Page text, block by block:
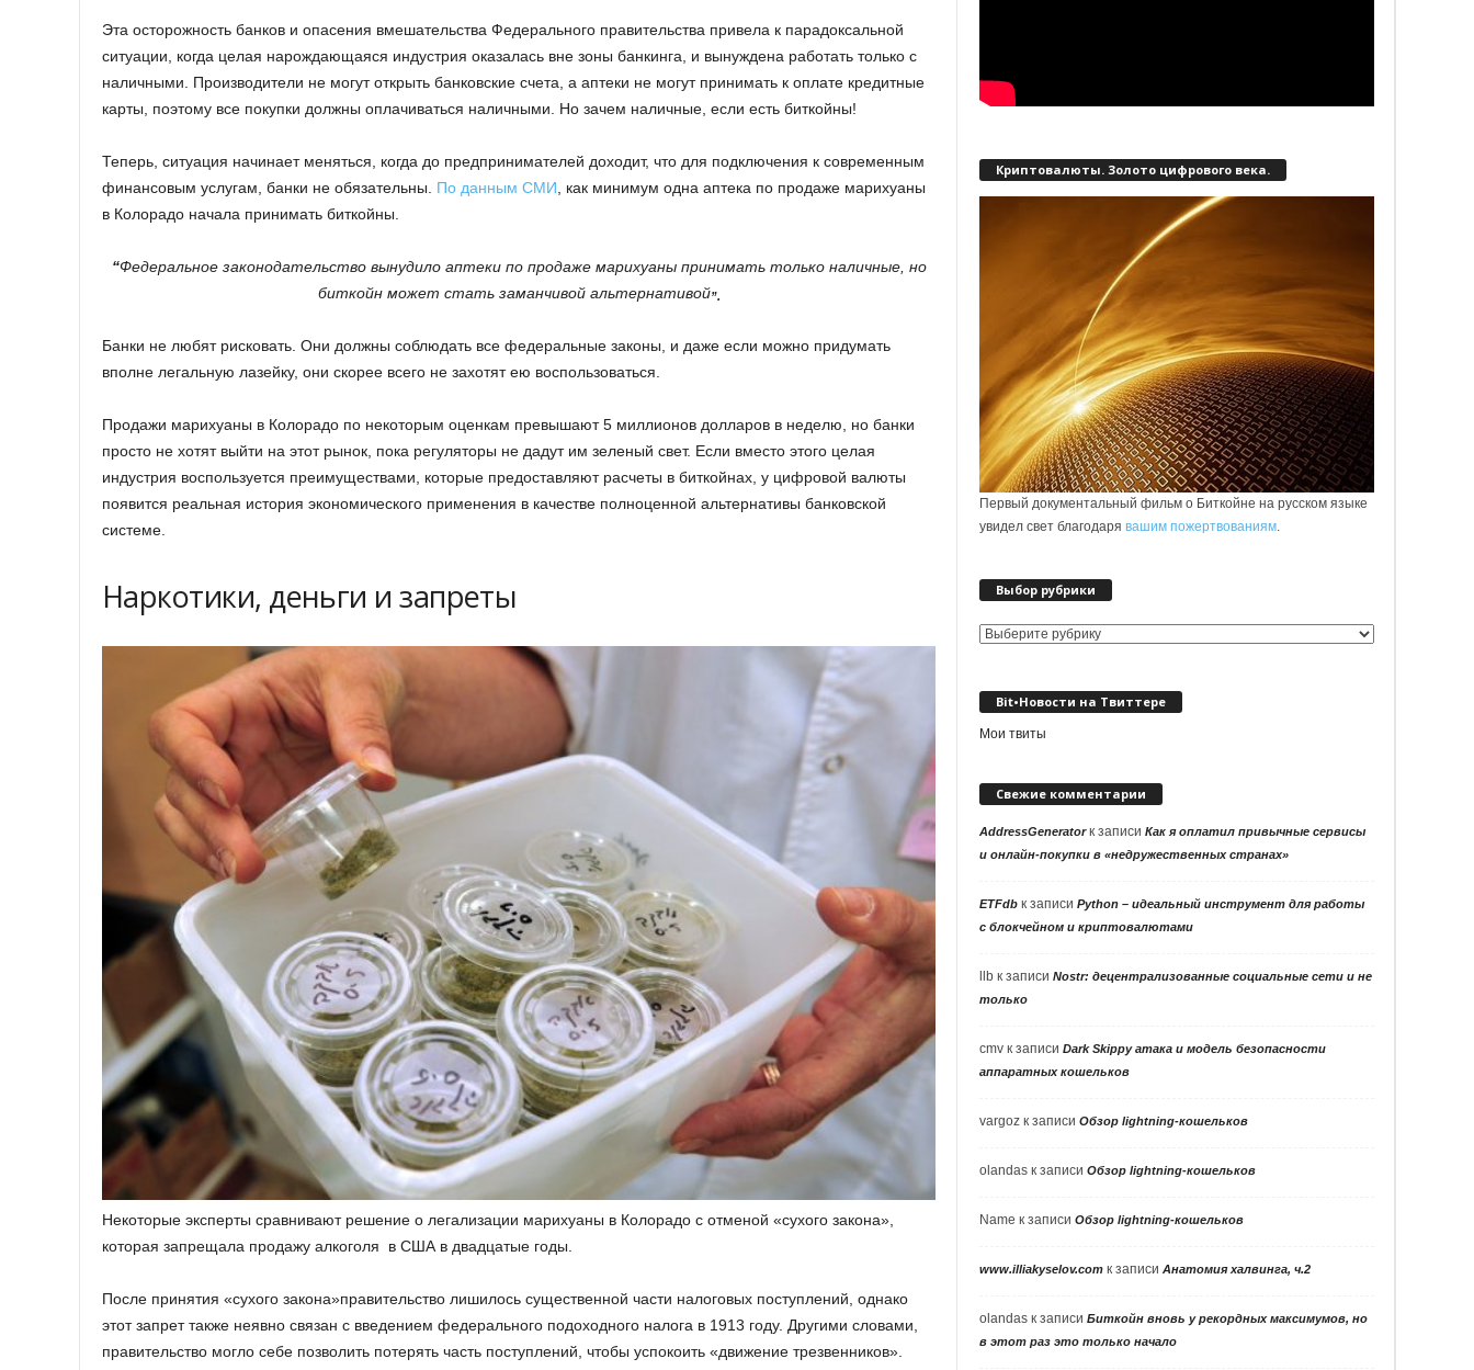
Эта осторожность банков и опасения вмешательства Федерального правительства привела к парадоксальной
ситуации, когда целая нарождающаяся индустрия оказалась вне зоны банкинга, и вынуждена работать только с
наличными. Производители не могут открыть банковские счета, а аптеки не могут принимать к оплате кредитные
карты, поэтому все покупки должны оплачиваться наличными. Но зачем наличные, если есть биткойны!
Теперь, ситуация начинает меняться, когда до предпринимателей доходит, что для подключения к современным
финансовым услугам, банки не обязательны. По данным СМИ , как минимум одна аптека по продаже марихуаны
в Колорадо начала принимать биткойны.
“Федеральное законодательство вынудило аптеки по продаже марихуаны принимать только наличные, но
биткойн может стать заманчивой альтернативой”.
Банки не любят рисковать. Они должны соблюдать все федеральные законы, и даже если можно придумать
вполне легальную лазейку, они скорее всего не захотят ею воспользоваться.
Продажи марихуаны в Колорадо по некоторым оценкам превышают 5 миллионов долларов в неделю, но банки
просто не хотят выйти на этот рынок, пока регуляторы не дадут им зеленый свет. Если вместо этого целая
индустрия воспользуется преимуществами, которые предоставляют расчеты в биткойнах, у цифровой валюты
появится реальная история экономического применения в качестве полноценной альтернативы банковской
системе.
Наркотики, деньги и запреты
Некоторые эксперты сравнивают решение о легализации марихуаны в Колорадо с отменой «сухого закона»,
которая запрещала продажу алкоголя в США в двадцатые годы.
После принятия «сухого закона»правительство лишилось существенной части налоговых поступлений, однако
этот запрет также неявно связан с введением федерального подоходного налога в 1913 году. Другими словами,
правительство могло себе позволить потерять часть поступлений, чтобы успокоить «движение трезвенников».
Криптовалюты. Золото цифрового века.
Первый документальный фильм о Биткойне на русском языке
увидел свет благодарявашим пожертвованиям.
Выбор рубрики
Выбор
Bit•Новости на Твиттере
Мои твиты
Свежие комментарии
AddressGeneratorк записиКак я оплатил привычные сервисы
и онлайн-покупки в «недружественных странах»
ETFdb к записиPython – идеальный инструмент для работы
с блокчейном и криптовалютами
llb к записиNostr: децентрализованные социальные сети и не
только
cmv к записиDark Skippy атака и модель безопасности
аппаратных кошельков
vargoz к записиОбзор lightning-кошельков
olandas к записиОбзор lightning-кошельков
Name к записиОбзор lightning-кошельков
www.illiakyselov.com к записиАнатомия халвинга, ч.2
olandas к записиБиткойн вновь у рекордных максимумов, но
в этот раз это только начало